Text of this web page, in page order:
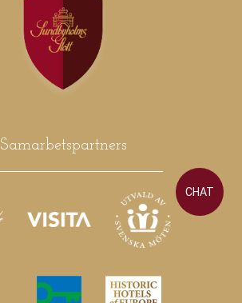
Samarbetspartners
CHAT